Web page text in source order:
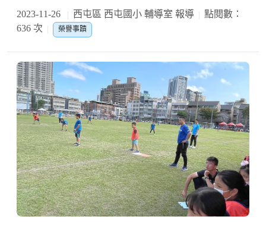
2023-11-26 西屯區 西屯國小 輔導室 報導
點閱數：
636 次
榮譽事蹟